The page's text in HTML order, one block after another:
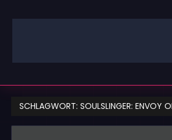
Inhalt
SCHLAGWORT:SOULSLINGER: ENVOY